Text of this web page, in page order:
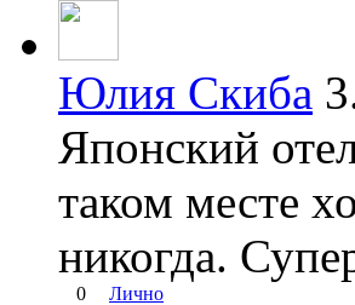
Юлия Скиба
Японский
таком месте
никогда.
0 Лично